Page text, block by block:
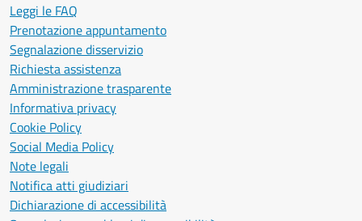
Leggi le FAQ
Prenotazione appuntamento
Segnalazione disservizio
Richiesta assistenza
Amministrazione trasparente
Informativa privacy
Cookie Policy
Social Media Policy
Note legali
Notifica atti giudiziari
Dichiarazione di accessibilità